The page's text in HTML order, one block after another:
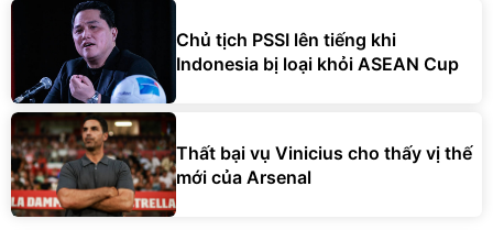
Chủ tịch PSSI lên tiếng khi
Indonesia bị loại khỏi ASEAN Cup
Thất bại vụ Vinicius cho thấy vị thế
mới của Arsenal